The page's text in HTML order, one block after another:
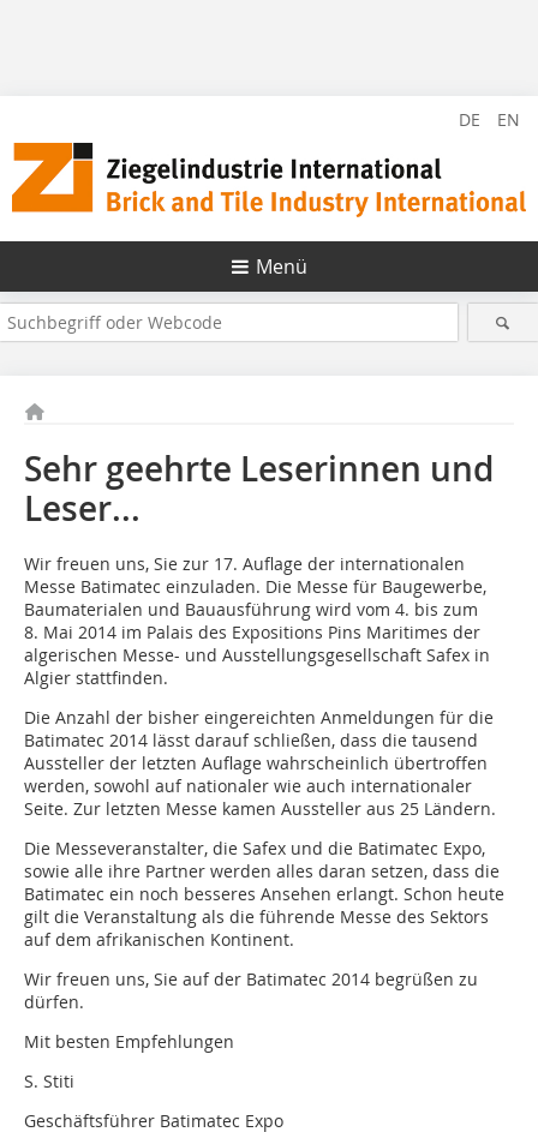
DE EN
Menü
Sehr geehrte Leserinnen und
Leser...
Wir freuen uns, Sie zur 17. Auflage der internationalen
Messe Batimatec einzuladen. Die Messe für Baugewerbe,
Baumaterialen und Bauausführung wird vom 4. bis zum
8. Mai 2014 im Palais des Expositions Pins Maritimes der
algerischen Messe- und Ausstellungsgesellschaft Safex in
Algier stattfinden.
Die Anzahl der bisher eingereichten Anmeldungen für die
Batimatec 2014 lässt darauf schließen, dass die tausend
Aussteller der letzten Auflage wahrscheinlich übertroffen
werden, sowohl auf nationaler wie auch internationaler
Seite. Zur letzten Messe kamen Aussteller aus 25 Ländern.
Die Messeveranstalter, die Safex und die Batimatec Expo,
sowie alle ihre Partner werden alles daran setzen, dass die
Batimatec ein noch besseres Ansehen erlangt. Schon heute
gilt die Veranstaltung als die führende Messe des Sektors
auf dem afrikanischen Kontinent.
Wir freuen uns, Sie auf der Batimatec 2014 begrüßen zu
dürfen.
Mit besten Empfehlungen
S. Stiti
Geschäftsführer Batimatec Expo